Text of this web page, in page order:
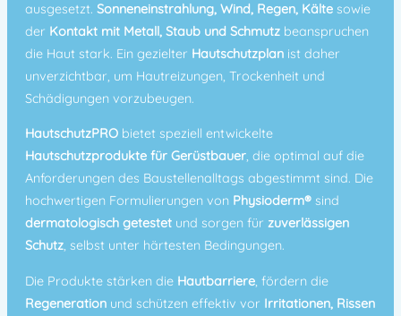
ausgesetzt. Sonneneinstrahlung, Wind, Regen, Kälte sowie
der Kontakt mit Metall, Staub und Schmutz beanspruchen
die Haut stark. Ein gezielter Hautschutzplan ist daher
unverzichtbar, um Hautreizungen, Trockenheit und
Schädigungen vorzubeugen.
HautschutzPRO bietet speziell entwickelte
Hautschutzprodukte für Gerüstbauer, die optimal auf die
Anforderungen des Baustellenalltags abgestimmt sind. Die
hochwertigen Formulierungen von Physioderm® sind
dermatologisch getestet und sorgen für zuverlässigen
Schutz, selbst unter härtesten Bedingungen.
Die Produkte stärken die Hautbarriere, fördern die
Regeneration und schützen effektiv vor Irritationen, Rissen